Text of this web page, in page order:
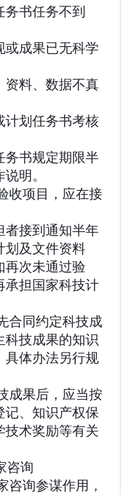
书任务不到
成果已无科学
料、数据不真
划任务书考核
书规定期限半
明。
项目，应在接
接到通知半年
划及文件资料
再次未通过验
承担国家科技计
同约定科技成
科技成果的知识
具体办法另行规
果后，应当按
记、知识产权保
技术奖励等有关
询
询参谋作用，